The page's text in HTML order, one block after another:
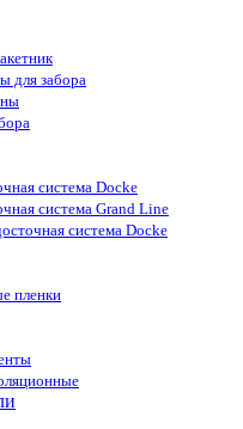
для забора
система Docke
система Grand Line
система Docke
пленки